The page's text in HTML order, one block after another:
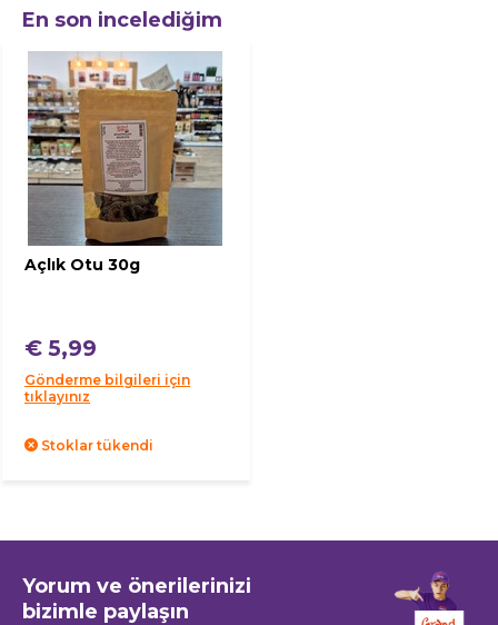
En son incelediğim
Açlık Otu 30g
€ 5,99
Gönderme bilgileri için
tıklayınız
Stoklar tükendi
Yorum ve önerilerinizi
bizimle paylaşın